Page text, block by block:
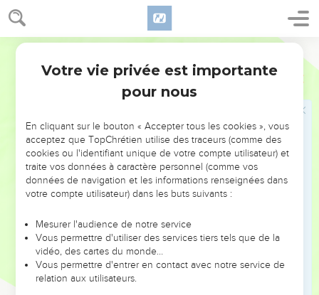
Nombres 4
dans la tente de la rencontre. Itamar, fils du prêtre Aaron,
surveillera également leur travail. »
d’Israël recensèrent, par clans et par familles, tous les lévites
descendant de Quéhath, Guerchon et Merari, âgés de trente
à cinquante ans ; il s’agissait des hommes enrôlés pour
accomplir diverses tâches à la tente de la rencontre. Ce
recensement, effectué sur l’ordre du Seigneur transmis par
Moïse, donna les résultats suivants : descendants de
Quéhath : 2 750 hommes ; descendants de Guerchon : 2 630
hommes ; descendants de Merari : 3 200 hommes. Total des
lévites : 8 580 hommes. Chacun des lévites reçut les
instructions nécessaires concernant le travail qu’il devait
accomplir et les objets qu’il devait porter, conformément à
l’ordre que le Seigneur avait donné à Moïse.
Votre vie privée est importante
pour nous
En cliquant sur le bouton « Accepter tous les cookies », vous
acceptez que TopChrétien utilise des traceurs (comme des
cookies ou l'identifiant unique de votre compte utilisateur) et
traite vos données à caractère personnel (comme vos
données de navigation et les informations renseignées dans
votre compte utilisateur) dans les buts suivants :
Mesurer l'audience de notre service
Vous permettre d'utiliser des services tiers tels que de la
vidéo, des cartes du monde…
Vous permettre d'entrer en contact avec notre service de
relation aux utilisateurs.